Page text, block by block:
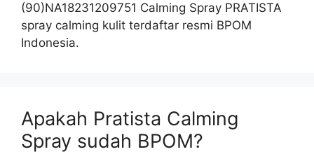
(90)NA18231209751 Calming Spray PRATISTA
spray calming kulit terdaftar resmi BPOM
Indonesia.
Apakah Pratista Calming
Spray sudah BPOM?